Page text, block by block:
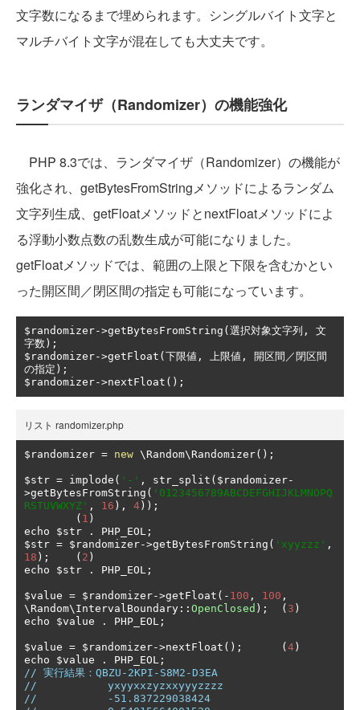
文字数になるまで埋められます。シングルバイト文字と
マルチバイト文字が混在しても大丈夫です。
ランダマイザ（Randomizer）の機能強化
PHP 8.3では、ランダマイザ（Randomizer）の機能が
強化され、getBytesFromStringメソッドによるランダム
文字列生成、getFloatメソッドとnextFloatメソッドによ
る浮動小数点数の乱数生成が可能になりました。
getFloatメソッドでは、範囲の上限と下限を含むかとい
った開区間／閉区間の指定も可能になっています。
$randomizer->getBytesFromString (選択対象文字列,
文
字数);
$randomizer->getFloat (下限値, 上限値,
開区間／閉区間
の指定);
$randomizer->nextFloat ();
リスト randomizer.php
$randomizer = new \Random\Randomizer();
$str = implode ( '-' , str_split ( $randomizer-
>getBytesFromString ( '0123456789ABCDEFGHIJKLMNOPQ
RSTUVWXYZ' , 16 ), 4 ));
( 1 )
echo $str
. PHP_EOL ;
$str = $randomizer->getBytesFromString ( 'xyyzzz' ,
18 ); ( 2 )
echo $str
. PHP_EOL ;
$value = $randomizer->getFloat (- 100 , 100 ,
\Random\IntervalBoundary :: OpenClosed ); ( 3 )
echo $value
. PHP_EOL ;
$value = $randomizer->nextFloat (); ( 4 )
echo $value
. PHP_EOL ;
// 実行結果：QBZU-2KPI-S8M2-D3EA
//           yxyyxxzyzxxyyyzzzz
//           -51.837229038424